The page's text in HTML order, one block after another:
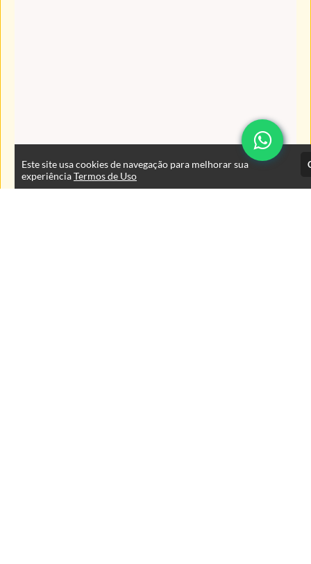
Este site usa cookies de navegação para melhorar sua
experiênciaTermos de Uso